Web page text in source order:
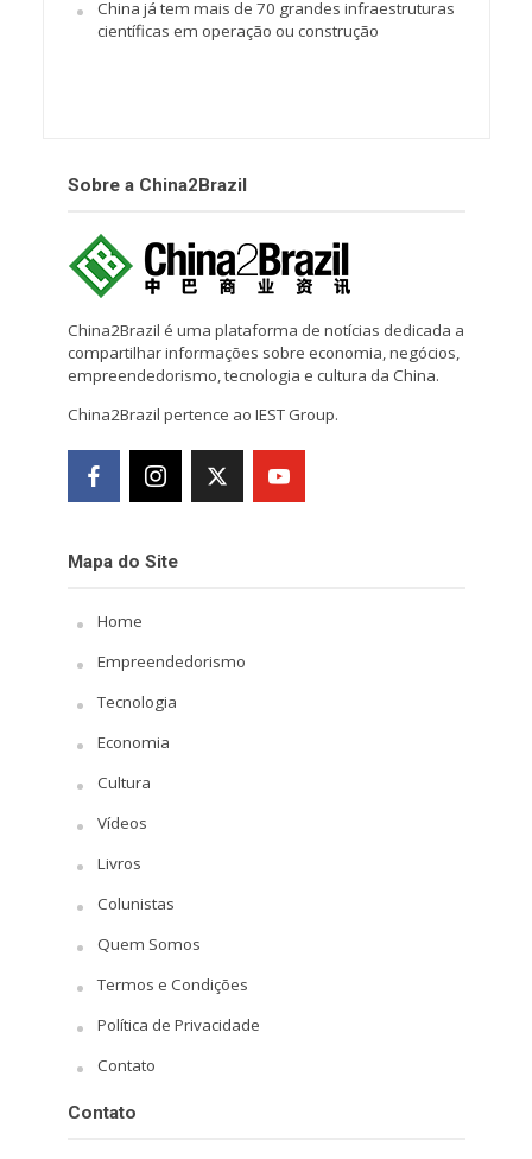
China já tem mais de 70 grandes infraestruturas
científicas em operação ou construção
Sobre a China2Brazil
China2Brazil é uma plataforma de notícias dedicada a
compartilhar informações sobre economia, negócios,
empreendedorismo, tecnologia e cultura da China.
China2Brazil pertence ao IEST Group.
Mapa do Site
Home
Empreendedorismo
Tecnologia
Economia
Cultura
Vídeos
Livros
Colunistas
Quem Somos
Termos e Condições
Política de Privacidade
Contato
Contato